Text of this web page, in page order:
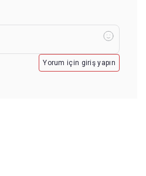
Yorum için giriş yapın